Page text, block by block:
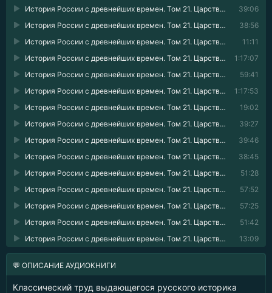
39:06
История России с древнейших времен. Том 21. Царствование императрицы Елисаветы Петровны. 1740–1744 гг. 10
38:56
История России с древнейших времен. Том 21. Царствование императрицы Елисаветы Петровны. 1740–1744 гг. 11
11:11
История России с древнейших времен. Том 21. Царствование императрицы Елисаветы Петровны. 1740–1744 гг. 12
1:17:07
История России с древнейших времен. Том 21. Царствование императрицы Елисаветы Петровны. 1740–1744 гг. 13
59:41
История России с древнейших времен. Том 21. Царствование императрицы Елисаветы Петровны. 1740–1744 гг. 14
1:17:53
История России с древнейших времен. Том 21. Царствование императрицы Елисаветы Петровны. 1740–1744 гг. 15
19:02
История России с древнейших времен. Том 21. Царствование императрицы Елисаветы Петровны. 1740–1744 гг. 16
39:27
История России с древнейших времен. Том 21. Царствование императрицы Елисаветы Петровны. 1740–1744 гг. 17
39:46
История России с древнейших времен. Том 21. Царствование императрицы Елисаветы Петровны. 1740–1744 гг. 18
38:45
История России с древнейших времен. Том 21. Царствование императрицы Елисаветы Петровны. 1740–1744 гг. 19
51:28
История России с древнейших времен. Том 21. Царствование императрицы Елисаветы Петровны. 1740–1744 гг. 20
57:52
История России с древнейших времен. Том 21. Царствование императрицы Елисаветы Петровны. 1740–1744 гг. 21
57:25
История России с древнейших времен. Том 21. Царствование императрицы Елисаветы Петровны. 1740–1744 гг. 22
51:42
История России с древнейших времен. Том 21. Царствование императрицы Елисаветы Петровны. 1740–1744 гг. 23
13:09
История России с древнейших времен. Том 21. Царствование императрицы Елисаветы Петровны. 1740–1744 гг. 24
💬 ОПИСАНИЕ АУДИОКНИГИ
Классический труд выдающегося русского историка